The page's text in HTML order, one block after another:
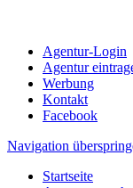
Agentur-Login
Agentur
Werbung
Kontakt
Facebook
Navigation
Startseite